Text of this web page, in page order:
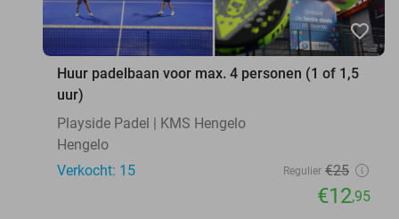
favorite_border
Huur padelbaan voor max. 4 personen (1 of 1,5
uur)
Playside Padel | KMS Hengelo
Hengelo
Verkocht: 15
Regulier €25
€12,95